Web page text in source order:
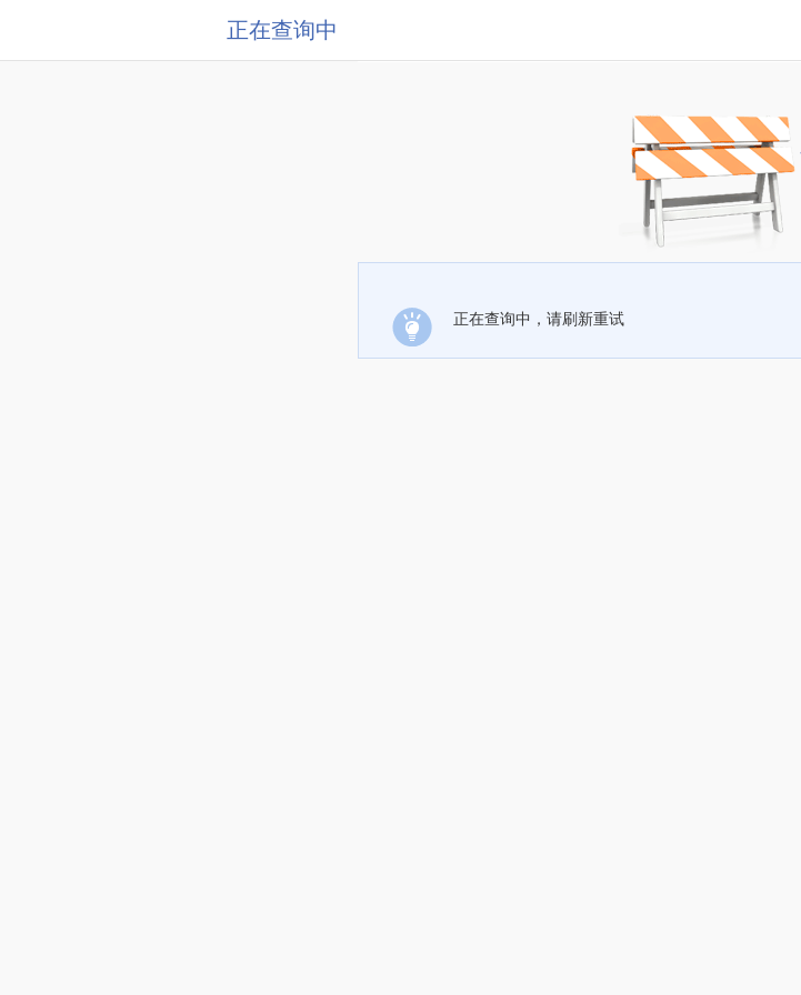
正在查询中
正在查询中，请刷新重试